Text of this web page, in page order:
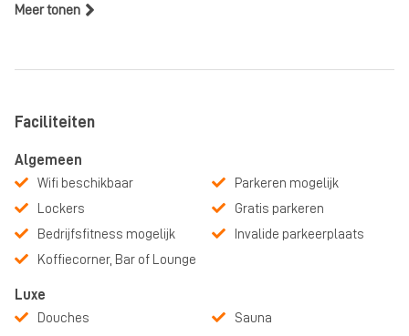
jullie als (toekomstige) leden net wat langer te zien en te
Op zoek naar een andere locatie? COMMIT heeft ook vestigingen
in Oog in Al en Leidsche Rijn! Bekijk deze locaties ook op
NewGym!
Meer tonen
Faciliteiten
Algemeen
Wifi beschikbaar
Lockers
Bedrijfsfitness mogelijk
Koffiecorner, Bar of Lounge
Parkeren mogelijk
Gratis parkeren
Invalide parkeerplaats
Luxe
Douches
Sauna